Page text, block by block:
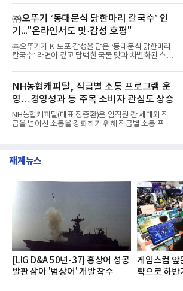
수력원자력, 한국석
떼는 6년 만에 선보이는 8세대 완전변경 모델로, ▲정
교한 선과 면을 중심으로 완성한 파격적인 디자인 ▲
과거 중형 세단 수준으로 확대된 차체 제원 ▲글로벌
최고 수준의 안전성 ▲성능과 효율을 동시에 높인 주
행 완성도 ▲첨단 편의 및 디지털 사양 적용 등을 통해
글로벌 준중형 세단의 새로운 기준을 세웠다.아반떼
는 가솔린 2.0과 1.6 하이브리드 두 가지 파워트레인
넘
㈜오뚜기 ‘동대문식 닭한마리 칼국수’ 인
기..."온라인서도 맛·감성 호평"
㈜오뚜기가 K-노포 감성을 담은 ‘동대문식 닭한마리
칼국수’ 라면이 깊고 담백한 국물 맛과 차별화된 스토
혔다.‘동대문식 닭한마리 칼국수’는 예상을 뛰어넘는
소비자 호응에 힘입어 지난 7월 13일 첫 선을 보인 지
단 18일 만에 누적 판매량 50만 개를 돌파하는 성과를
거두었다.이번 신제품은 개발진이 전국의 닭한마리
전문점을 직접 찾아 다니며 최적의 육수 비율을 완성
했다. 자극적이지 않으면서도 깊은 닭육수에 마늘의
개운한 풍미를 더했으며, 국물이 잘 배어들면서도 쫄
서도
NH농협캐피탈, 직급별 소통 프로그램 운
영…경영성과 등 주목 소비자 관심도 상승
NH농협캐피탈(대표 장종환)은 임직원 간 세대와 직
급을 넘어선 소통을 강화하기 위해 직급별 소통 프로
영지원부 홍보팀과 2026년 새로이(e)＊가 공동 주관
쳐 진행됐다.참고로 새로이(e)는 NH농협캐피탈 MZ
세대들로(과장~계장) 구성된 자율 참여조직으로, 조
직문화 혁신과 업무 효율성 향상을 위한 다양한 활동
을 추진하며,새로운 변화와 이로운 영향력을 조직전
반에 전파하는 역할
재계뉴스
[LIG D&A 50년-37] 홍상어 성공
발판 삼아 '범상어' 개발 착수
게임스컴
략으로 하반